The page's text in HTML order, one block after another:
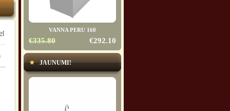
VANNA PERU 160
€335.80 €292.10
JAUNUMI!